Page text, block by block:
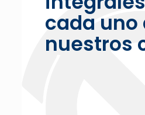
cada uno
nuestros